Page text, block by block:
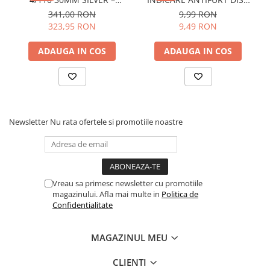
Armura
ECHIPAMENTE COPII
Pantaloni
Set Complet
ECHIPAMENTE SKIJET
CFMOTO / YAMAHA /
SUZUKI (PREZON M10x1.25)
341,00 RON
323,95 RON
ADAUGA IN COS
ATV / MOTO / JETSKI /
SNOWMOBILE - OX795
9,99 RON
9,49 RON
ADAUGA IN COS
Newsletter Nu rata ofertele si promotiile noastre
Vreau sa primesc newsletter cu promotiile
magazinului. Afla mai multe in Politica de
Confidentialitate
MAGAZINUL MEU
CLIENTI